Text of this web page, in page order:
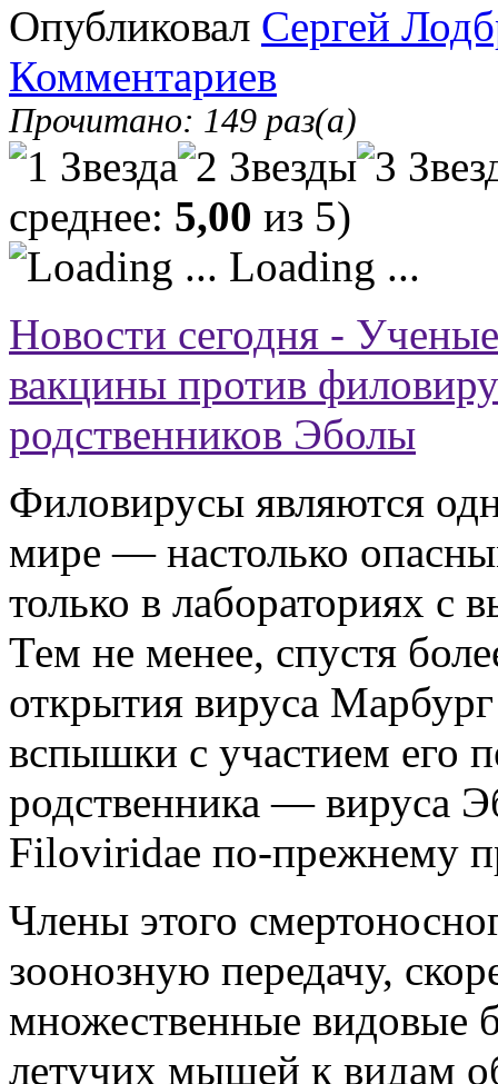
Опубликовал Сергей
Комментариев
Прочитано: 149 раз(а)
среднее: 5,00 из 5)
Loading ...
Новости сегодня -
вакцины против
родственников Эболы
Филовирусы являются
мире — настолько
только в лабораториях с
Тем не менее, спустя
открытия вируса
вспышки с участием его
родственника — вируса
Filoviridae по-прежнему
Члены этого
зоонозную передачу,
множественные видовые
летучих мышей к видам